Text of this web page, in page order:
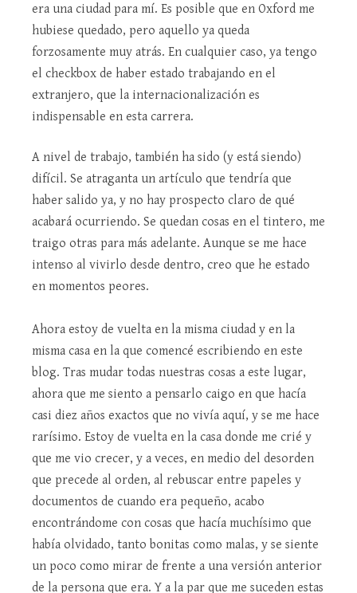
era una ciudad para mí. Es posible que en Oxford me
hubiese quedado, pero aquello ya queda
forzosamente muy atrás. En cualquier caso, ya tengo
el checkbox de haber estado trabajando en el
extranjero, que la internacionalización es
indispensable en esta carrera.
A nivel de trabajo, también ha sido (y está siendo)
difícil. Se atraganta un artículo que tendría que
haber salido ya, y no hay prospecto claro de qué
acabará ocurriendo. Se quedan cosas en el tintero, me
traigo otras para más adelante. Aunque se me hace
intenso al vivirlo desde dentro, creo que he estado
en momentos peores.
Ahora estoy de vuelta en la misma ciudad y en la
misma casa en la que comencé escribiendo en este
blog. Tras mudar todas nuestras cosas a este lugar,
ahora que me siento a pensarlo caigo en que hacía
casi diez años exactos que no vivía aquí, y se me hace
rarísimo. Estoy de vuelta en la casa donde me crié y
que me vio crecer, y a veces, en medio del desorden
que precede al orden, al rebuscar entre papeles y
documentos de cuando era pequeño, acabo
encontrándome con cosas que hacía muchísimo que
había olvidado, tanto bonitas como malas, y se siente
un poco como mirar de frente a una versión anterior
de la persona que era. Y a la par que me suceden estas